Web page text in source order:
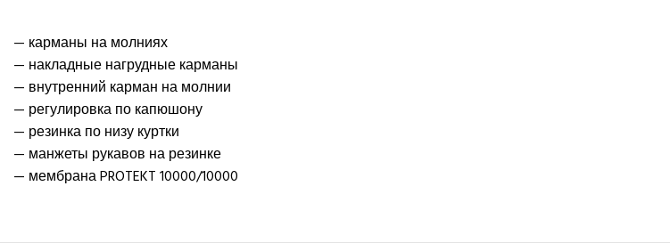
— карманы на молниях
— накладные нагрудные карманы
— внутренний карман на молнии
— регулировка по капюшону
— резинка по низу куртки
— манжеты рукавов на резинке
— мембрана PROTEKT 10000/10000